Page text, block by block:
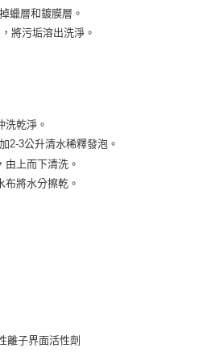
蠟層和鍍膜層。
將污垢溶出洗淨。
洗乾淨。
2-3公升清水稀釋發泡。
上而下清洗。
將水分擦乾。
離子界面活性劑